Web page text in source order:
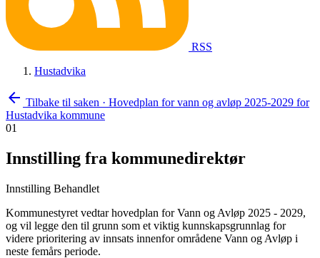
RSS
Hustadvika
arrow_back Tilbake til saken · Hovedplan for vann og avløp 2025-2029 for
Hustadvika kommune
01
Innstilling fra kommunedirektør
Innstilling Behandlet
Kommunestyret vedtar hovedplan for Vann og Avløp 2025 - 2029,
og vil legge den til grunn som et viktig kunnskapsgrunnlag for
videre prioritering av innsats innenfor områdene Vann og Avløp i
neste femårs periode.